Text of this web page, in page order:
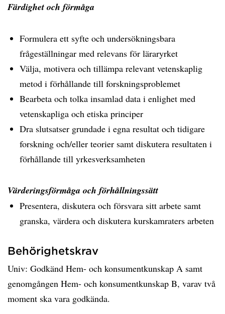
Färdighet och förmåga
Formulera ett syfte och undersökningsbara
frågeställningar med relevans för läraryrket
Välja, motivera och tillämpa relevant vetenskaplig
metod i förhållande till forskningsproblemet
Bearbeta och tolka insamlad data i enlighet med
vetenskapliga och etiska principer
Dra slutsatser grundade i egna resultat och tidigare
forskning och/eller teorier samt diskutera resultaten i
förhållande till yrkesverksamheten
Värderingsförmåga och förhållningssätt
Presentera, diskutera och försvara sitt arbete samt
granska, värdera och diskutera kurskamraters arbeten
Behörighetskrav
Univ: Godkänd Hem- och konsumentkunskap A samt
genomgången Hem- och konsumentkunskap B, varav två
moment ska vara godkända.